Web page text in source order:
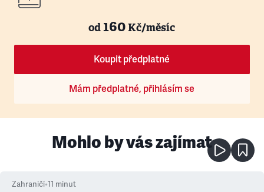
od160Kč/měsíc
Koupit předplatné
Mám předplatné, přihlásím se
Mohlo by vás zajímat
Zahraničí•11 minut